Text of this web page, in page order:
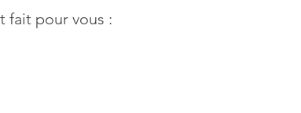
fait pour vous :